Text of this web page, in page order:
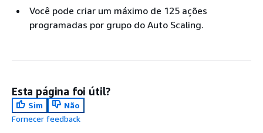
Você pode criar um máximo de 125 ações
programadas por grupo do Auto Scaling.
Esta página foi útil?
Sim
Não
Fornecer feedback